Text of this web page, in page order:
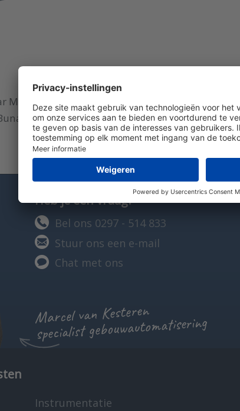
1950-5-6B Bereik: 1,4?5,5 Inches w.c.
N Drukaansluiting: 1/8" NPTF
Heb je een vraag?
Bel ons 0297 - 514 833
Stuur ons een e-mail
Chat met ons
Marcel van Kesteren
specialist gebouwautomatisering
Instrumentatie